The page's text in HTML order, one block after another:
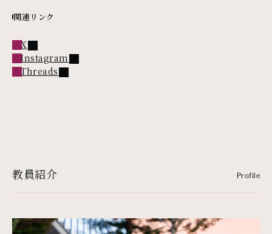
関連リンク
X外部リンク
Instagram外部リンク
Threads外部リンク
教員紹介 Profile